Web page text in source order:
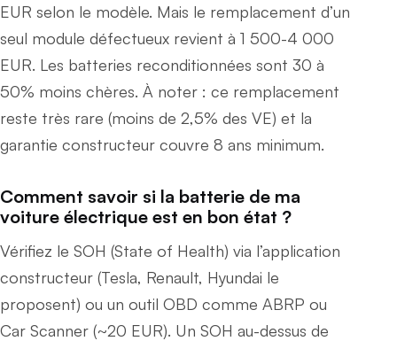
EUR selon le modèle. Mais le remplacement d’un
seul module défectueux revient à 1 500-4 000
EUR. Les batteries reconditionnées sont 30 à
50% moins chères. À noter : ce remplacement
reste très rare (moins de 2,5% des VE) et la
garantie constructeur couvre 8 ans minimum.
Comment savoir si la batterie de ma
voiture électrique est en bon état ?
Vérifiez le SOH (State of Health) via l’application
constructeur (Tesla, Renault, Hyundai le
proposent) ou un outil OBD comme ABRP ou
Car Scanner (~20 EUR). Un SOH au-dessus de